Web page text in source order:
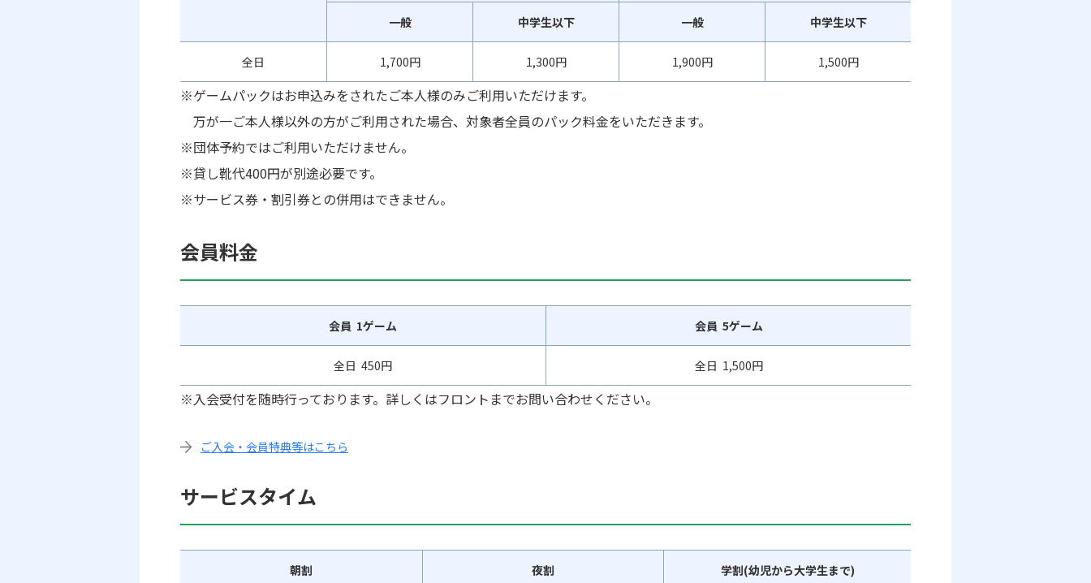
一般 中学生以下 一般 中学生以下
全日 1,700円 1,300円 1,900円 1,500円
※ゲームパックはお申込みをされたご本人様のみご利用いただけます。
万が一ご本人様以外の方がご利用された場合、対象者全員のパック料金をいただきます。
※団体予約ではご利用いただけません。
※貸し靴代400円が別途必要です。
※サービス券・割引券との併用はできません。
会員料金
会員 1ゲーム 会員 5ゲーム
全日 450円 全日 1,500円
※入会受付を随時行っております。詳しくはフロントまでお問い合わせください。
ご入会・会員特典等はこちら
サービスタイム
朝割 夜割 学割(幼児から大学生まで)